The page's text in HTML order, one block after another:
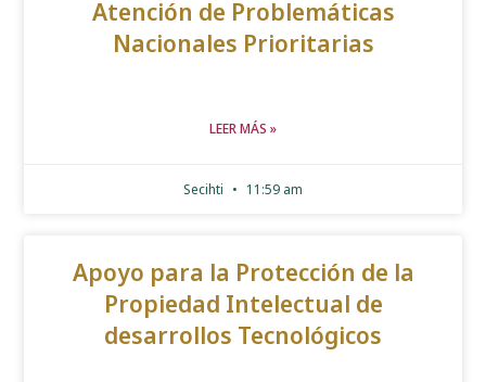
Atención de Problemáticas
Nacionales Prioritarias
LEER MÁS »
Secihti 11:59 am
Apoyo para la Protección de la
Propiedad Intelectual de
desarrollos Tecnológicos